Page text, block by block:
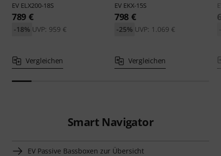
EV ELX200-18S
789 €
UVP: 959 €
-18%
Vergleichen
EV EKX-15S
798 €
UVP: 1.069 €
-25%
Vergleichen
Smart Navigator
EV Passive Bassboxen zur Übersicht